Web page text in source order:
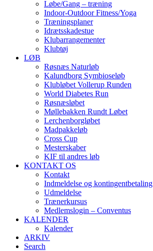
Løbe/Gang – træning
Indoor-Outdoor Fitness/Yoga
Træningsplaner
Idrætsskadestue
Klubarrangementer
Klubtøj
LØB
Røsnæs Naturløb
Kalundborg Symbioseløb
Klubløbet Vollerup Runden
World Diabetes Run
Røsnæsløbet
Møllebakken Rundt Løbet
Lerchenborgløbet
Madpakkeløb
Cross Cup
Mesterskaber
KIF til andres løb
KONTAKT OS
Kontakt
Indmeldelse og kontingentbetaling
Udmeldelse
Trænerkursus
Medlemslogin – Conventus
KALENDER
Kalender
ARKIV
Search